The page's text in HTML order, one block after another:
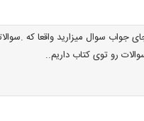
جواب سوال میزارید واقعا که
رو توی کتاب داریم..